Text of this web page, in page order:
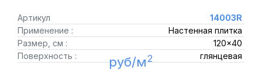
Артикул
14003R
Применение :
Настенная плитка
Размер, см :
120x40
Поверхность :
глянцевая
руб/м2